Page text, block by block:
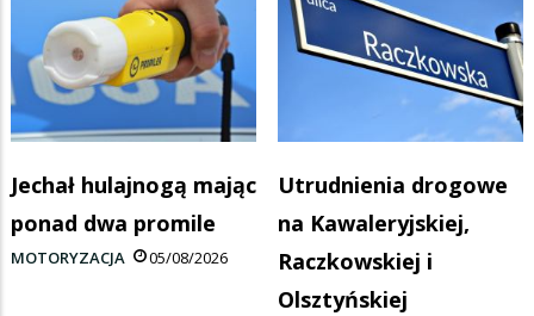
Jechał hulajnogą mając
ponad dwa promile
MOTORYZACJA 05/08/2026
Utrudnienia drogowe
na Kawaleryjskiej,
Raczkowskiej i
Olsztyńskiej